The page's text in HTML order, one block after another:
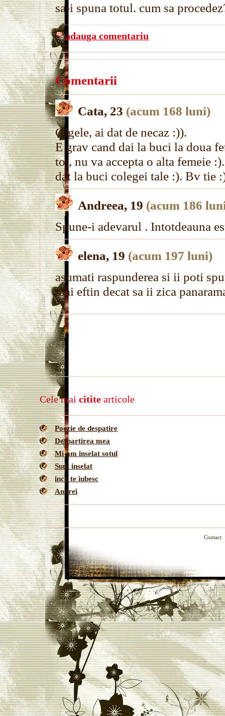
sa-i spuna totul. cum sa
adauga comentariu
Comentarii
Cata, 23 (acum 168 luni)
Gigele, ai dat de necaz :)).
E grav cand dai la buci la doua
tot, nu va accepta o alta femeie
dat la buci colegei tale :). Bv tie
Andreea, 19 (acum 186
Spune-i adevarul . Intotdeauna
elena, 19 (acum 197 luni)
asumati raspunderea si ii poti
mai eftin decat sa ii zica
Cele mai citite articole
Poezie de despatire
Despartirea mea
Mi-am inselat sotul
Sunt inselat
inca te iubesc
Andrei
Contact